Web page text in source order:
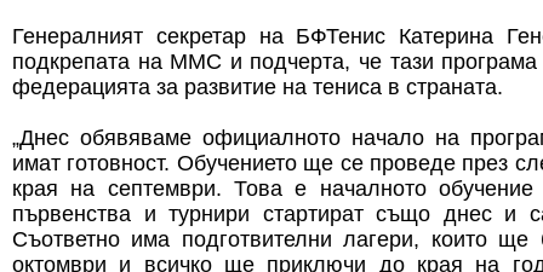
Генералният секретар на БФТенис Катерина
подкрепата на ММС и подчерта, че тази програма
федерацията за развитие на тениса в страната.
„Днес обявяваме официалното начало на
имат готовност. Обучението ще се проведе през
края на септември. Това е началното обучение
първенства и турнири стартират също днес и
Съответно има подготвителни лагери, които
октомври и всичко ще приключи до края на